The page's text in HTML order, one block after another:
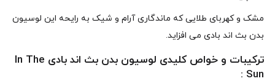
مشک و کهربای طلایی که ماندگاری آرام و شیک به رایحه این لوسیون
بدن بث اند بادی می افزاید.
ترکیبات و خواص کلیدی لوسیون بدن بث اند بادی In The
Sun :